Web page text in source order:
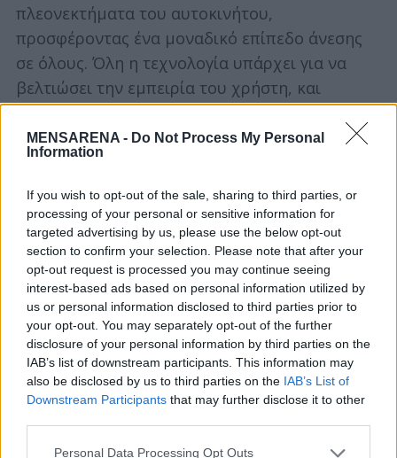
MENSARENA - Do Not Process My Personal
Information
If you wish to opt-out of the sale, sharing to third parties, or
processing of your personal or sensitive information for
targeted advertising by us, please use the below opt-out
section to confirm your selection. Please note that after your
opt-out request is processed you may continue seeing
interest-based ads based on personal information utilized by
us or personal information disclosed to third parties prior to
your opt-out. You may separately opt-out of the further
disclosure of your personal information by third parties on the
IAB’s list of downstream participants. This information may
also be disclosed by us to third parties on the IAB’s List of
Downstream Participants that may further disclose it to other
Personal Data Processing Opt Outs
πλεονεκτήματα του αυτοκινήτου,
προσφέροντας ένα μοναδικό επίπεδο άνεσης
σε όλους. Όλη η τεχνολογία υπάρχει για να
βελτιώσει την εμπειρία του χρήστη, και
συνδυάζεται με μία πληθώρα δικτυωμένων
υπηρεσιών και εφαρμογών, που βοηθούν τον
οδηγό και τους επιβάτες να χαλαρώσουν και να
απολαύσουν το ταξίδι.
Περισσότερο βιώσιμα & οικολογικά
υπεύθυνα υφάσματα επενδύσεων
Τα καθίσματα της έκδοσης Techno, τα πάνελ
των θυρών και το ταμπλό έχουν επενδυθεί με
ένα εξελιγμένο βιώσιμο και οικολογικό ύφασμα
το οποίο αποτελείται από 60% ίνες TENCEL,
μια βιολογική σύνθεση κυτταρικών ινών που
κατασκευάζεται από τον Όμιλο Lenzing.
Συμβάλλοντας στη στρατηγική της Renault για